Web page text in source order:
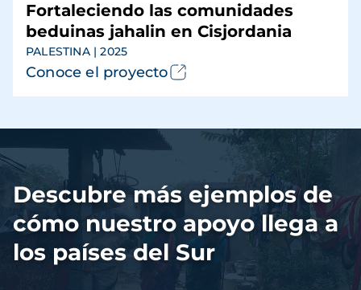
Fortaleciendo las comunidades
beduinas jahalin en Cisjordania
PALESTINA | 2025
Conoce el proyecto
Archivo
de
Descubre más ejemplos de
cómo nuestro apoyo llega a
los países del Sur